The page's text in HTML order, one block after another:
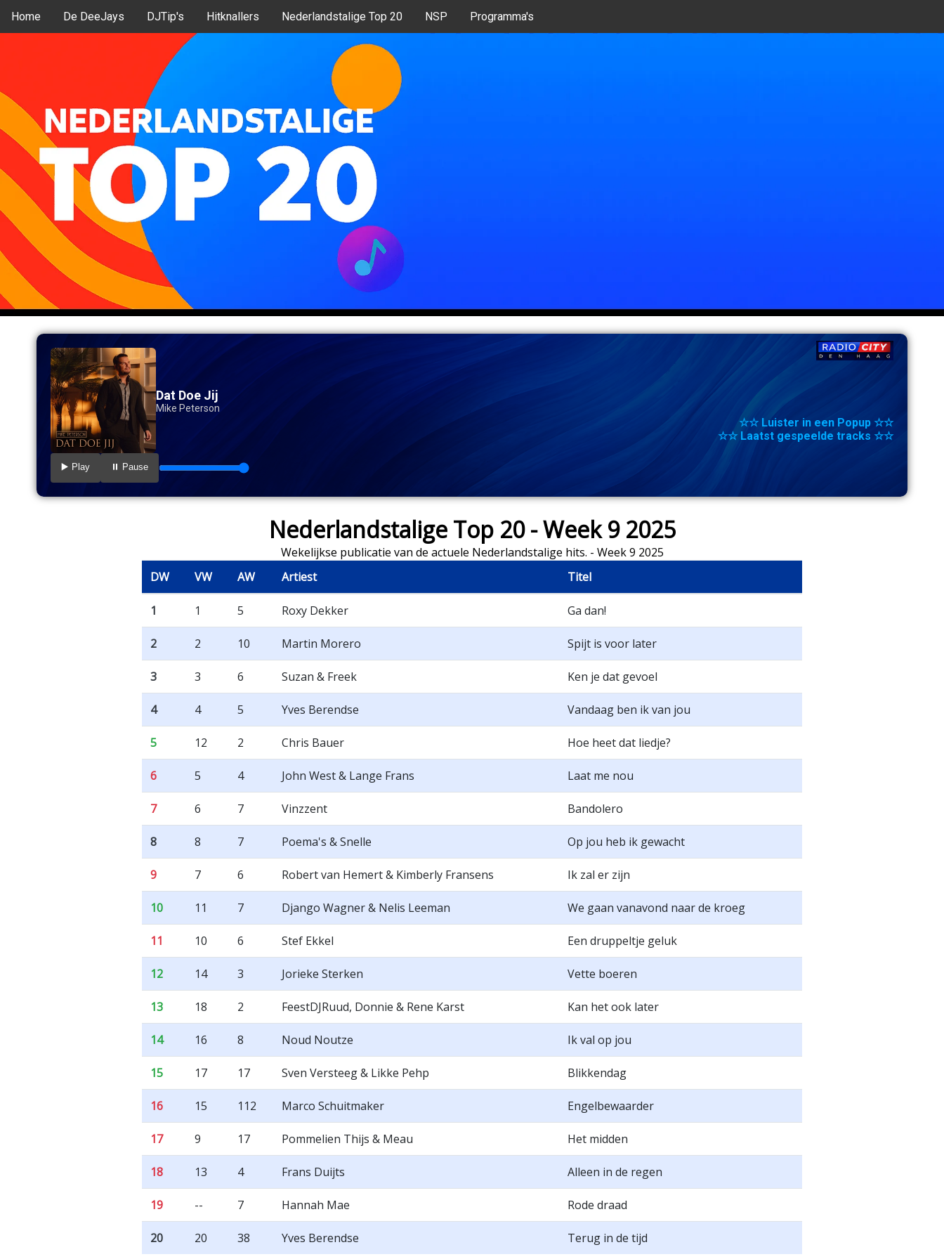
Home De DeeJays DJTip's Hitknallers Nederlandstalige Top 20 NSP Programma's
Dat Doe Jij
Mike Peterson
▶️ Play ⏸️ Pause
☆☆ Luister in een Popup ☆☆
☆☆ Laatst gespeelde tracks ☆☆
Nederlandstalige Top 20 - Week 9 2025
Wekelijkse publicatie van de actuele Nederlandstalige hits. - Week 9 2025
DW
VW AW Artiest Titel
1 1 5 Roxy Dekker Ga dan!
2 2 10 Martin Morero Spijt is voor later
3 3 6 Suzan & Freek Ken je dat gevoel
4 4 5 Yves Berendse Vandaag ben ik van jou
5 12 2 Chris Bauer Hoe heet dat liedje?
6 5 4 John West & Lange Frans Laat me nou
7 6 7 Vinzzent Bandolero
8 8 7 Poema's & Snelle Op jou heb ik gewacht
9 7 6 Robert van Hemert & Kimberly Fransens Ik zal er zijn
10 11 7 Django Wagner & Nelis Leeman We gaan vanavond naar de kroeg
11 10 6 Stef Ekkel Een druppeltje geluk
12 14 3 Jorieke Sterken Vette boeren
13 18 2 FeestDJRuud, Donnie & Rene Karst Kan het ook later
14 16 8 Noud Noutze Ik val op jou
15 17 17 Sven Versteeg & Likke Pehp Blikkendag
16 15 112 Marco Schuitmaker Engelbewaarder
17 9 17 Pommelien Thijs & Meau Het midden
18 13 4 Frans Duijts Alleen in de regen
19 -- 7 Hannah Mae Rode draad
20 20 38 Yves Berendse Terug in de tijd